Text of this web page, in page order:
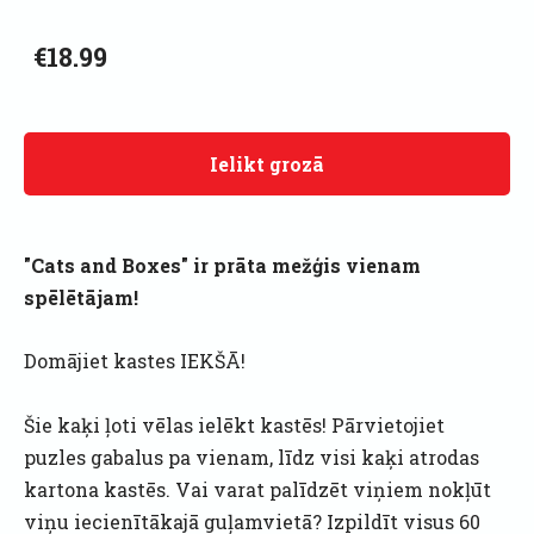
€18.99
Ielikt grozā
"Cats and Boxes" ir prāta mežģis vienam
spēlētājam!
Domājiet kastes IEKŠĀ!
Šie kaķi ļoti vēlas ielēkt kastēs! Pārvietojiet
puzles gabalus pa vienam, līdz visi kaķi atrodas
kartona kastēs. Vai varat palīdzēt viņiem nokļūt
viņu iecienītākajā guļamvietā? Izpildīt visus 60